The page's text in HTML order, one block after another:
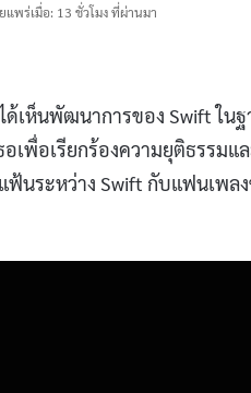
แพร่เมื่อ: 13 ชั่วโมง ที่ผ่านมา
เห็นพัฒนาการของ Swift ใน
อเพื่อเรียกร้องความยุติธรรม
ระหว่าง Swift กับแฟนเพลง